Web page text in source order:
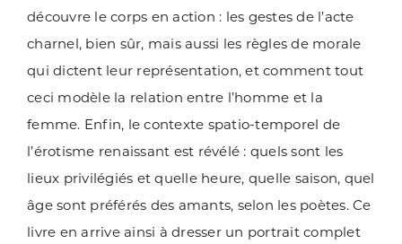
découvre le corps en action : les gestes de l’acte
charnel, bien sûr, mais aussi les règles de morale
qui dictent leur représentation, et comment tout
ceci modèle la relation entre l’homme et la
femme. Enfin, le contexte spatio-temporel de
l’érotisme renaissant est révélé : quels sont les
lieux privilégiés et quelle heure, quelle saison, quel
âge sont préférés des amants, selon les poètes. Ce
livre en arrive ainsi à dresser un portrait complet